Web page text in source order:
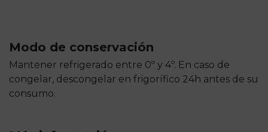
Modo de conservación
Mantener refrigerado entre 0º y 4º. En caso de
congelar, descongelar en frigorífico 24h antes de su
consumo.